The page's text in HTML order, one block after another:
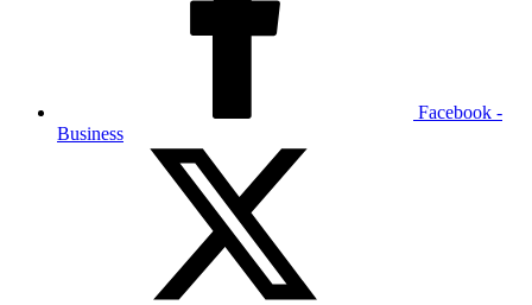
Facebook -
Business